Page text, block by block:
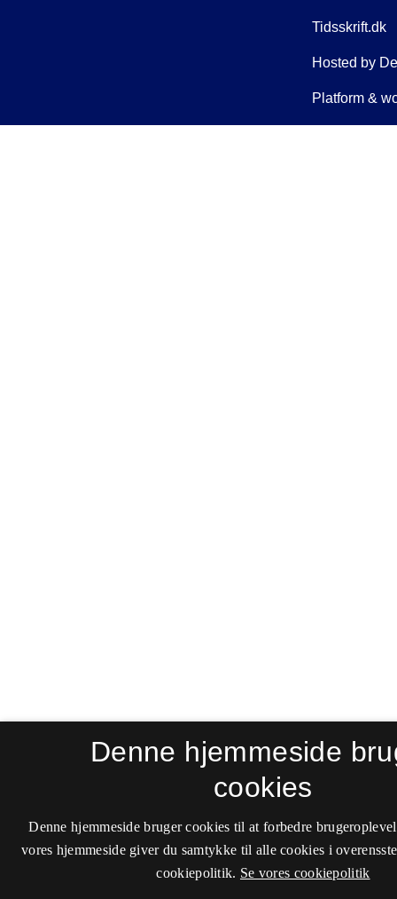
Denne hjemmeside
cookies
Denne hjemmeside bruger cookies til at forbedre
vores hjemmeside giver du samtykke til alle cookies i
cookiepolitik. Se vores cookiepolitik